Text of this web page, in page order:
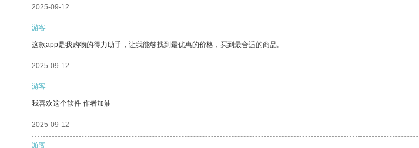
2025-09-12
游客
这款app是我购物的得力助手，让我能够找到最优惠的价格，买到最合适的商品。
2025-09-12
游客
我喜欢这个软件 作者加油
2025-09-12
游客